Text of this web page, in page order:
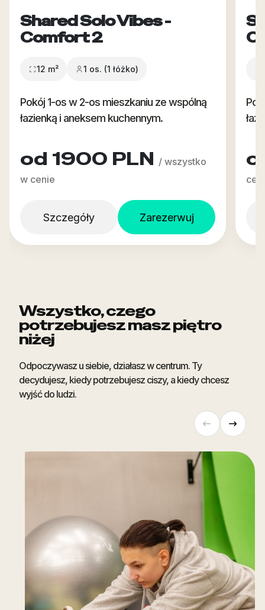
Shared Solo Vibes -
Comfort 2
12 m² 1 os. (1 łóżko)
Pokój 1-os w 2-os mieszkaniu ze wspólną
łazienką i aneksem kuchennym.
od 1900 PLN / wszystko
w cenie
Szczegóły Zarezerwuj
Wszystko, czego
potrzebujesz masz piętro
niżej
Odpoczywasz u siebie, działasz w centrum. Ty
decydujesz, kiedy potrzebujesz ciszy, a kiedy chcesz
wyjść do ludzi.